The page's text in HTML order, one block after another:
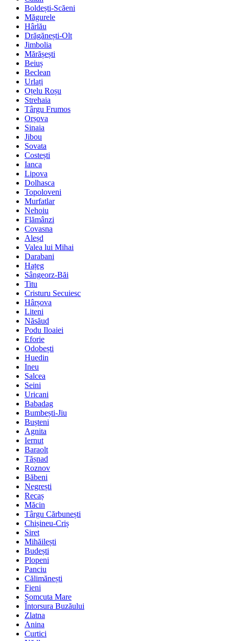
Boldești-Scăeni
Măgurele
Hârlău
Drăgănești-Olt
Jimbolia
Mărășești
Beiuș
Beclean
Urlați
Oțelu Roșu
Strehaia
Târgu Frumos
Orșova
Sinaia
Jibou
Sovata
Costești
Ianca
Lipova
Dolhasca
Topoloveni
Murfatlar
Nehoiu
Flămânzi
Covasna
Aleșd
Valea lui Mihai
Darabani
Hațeg
Sângeorz-Băi
Titu
Cristuru Secuiesc
Hârșova
Liteni
Năsăud
Podu Iloaiei
Eforie
Odobești
Huedin
Ineu
Salcea
Seini
Uricani
Babadag
Bumbești-Jiu
Bușteni
Agnita
Iernut
Baraolt
Tășnad
Roznov
Băbeni
Negrești
Recaș
Măcin
Târgu Cărbunești
Chișineu-Criș
Siret
Mihăilești
Budești
Plopeni
Panciu
Călimănești
Fieni
Șomcuta Mare
Întorsura Buzăului
Zlatna
Anina
Curtici